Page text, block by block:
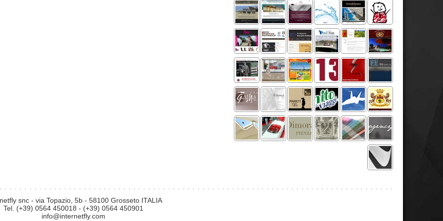
snc - via Topazio, 5b - 58100 Grosseto ITALIA
Tel. (+39) 0564 450018 - (+39) 0564 450901
info@internetfly.com